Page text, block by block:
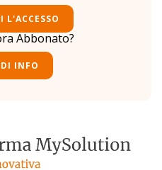
L'ACCESSO
Abbonato?
INFO